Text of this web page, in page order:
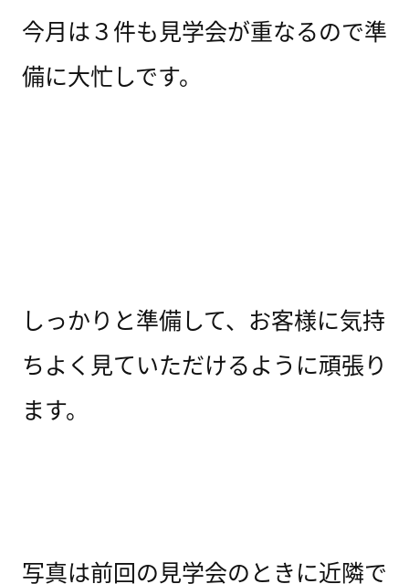
今月は３件も見学会が重なるので準
備に大忙しです。
しっかりと準備して、お客様に気持
ちよく見ていただけるように頑張り
ます。
写真は前回の見学会のときに近隣で